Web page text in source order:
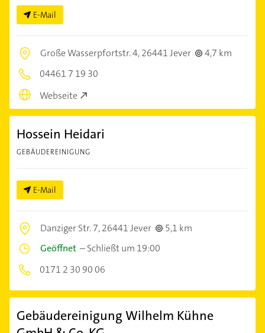
E-Mail
Große Wasserpfortstr. 4,26441 Jever
4,7 km
04461 7 19 30
Webseite
Hossein Heidari
GEBÄUDEREINIGUNG
E-Mail
Danziger Str. 7,26441 Jever
5,1 km
Geöffnet –Schließt um 19:00
0171 2 30 90 06
Gebäudereinigung Wilhelm Kühne